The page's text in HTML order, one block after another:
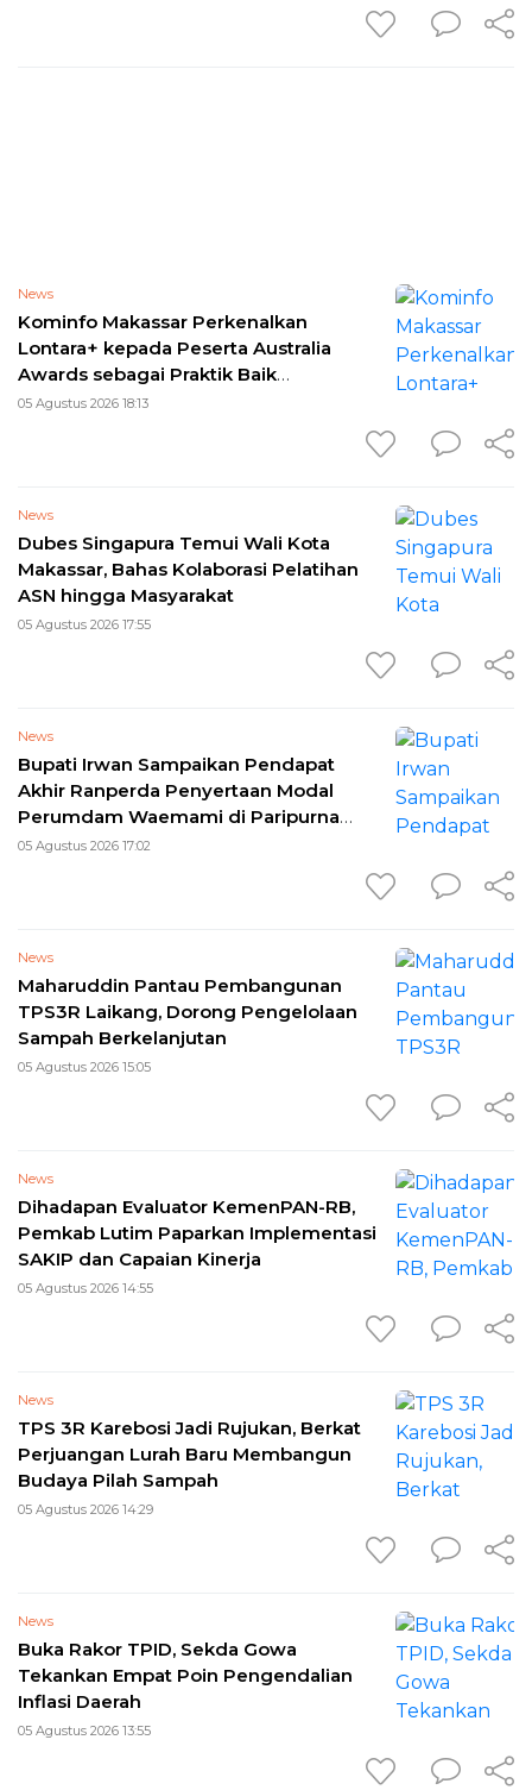
News
Kominfo Makassar Perkenalkan
Lontara+ kepada Peserta Australia
Awards sebagai Praktik Baik
Transformasi Digital
05 Agustus 2026 18:13
News
Dubes Singapura Temui Wali Kota
Makassar, Bahas Kolaborasi Pelatihan
ASN hingga Masyarakat
05 Agustus 2026 17:55
News
Bupati Irwan Sampaikan Pendapat
Akhir Ranperda Penyertaan Modal
Perumdam Waemami di Paripurna
DPRD
05 Agustus 2026 17:02
News
Maharuddin Pantau Pembangunan
TPS3R Laikang, Dorong Pengelolaan
Sampah Berkelanjutan
05 Agustus 2026 15:05
News
Dihadapan Evaluator KemenPAN-RB,
Pemkab Lutim Paparkan Implementasi
SAKIP dan Capaian Kinerja
05 Agustus 2026 14:55
News
TPS 3R Karebosi Jadi Rujukan, Berkat
Perjuangan Lurah Baru Membangun
Budaya Pilah Sampah
05 Agustus 2026 14:29
News
Buka Rakor TPID, Sekda Gowa
Tekankan Empat Poin Pengendalian
Inflasi Daerah
05 Agustus 2026 13:55